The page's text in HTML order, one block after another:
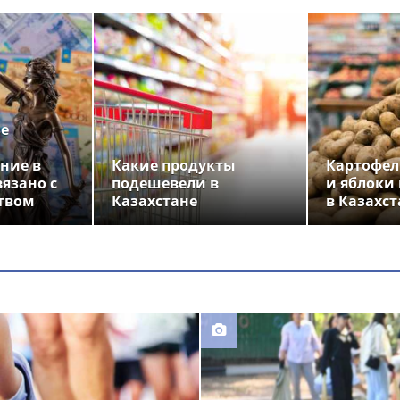
в
с
Какие продукты
подешевели в
Казахстане
и
в